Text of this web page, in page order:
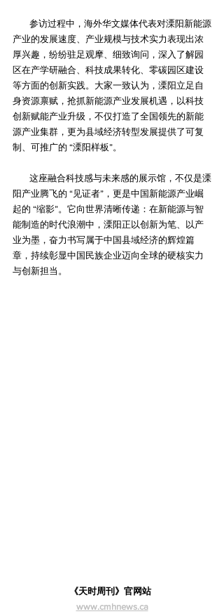
参访过程中，海外华文媒体代表对溧阳新能源
产业的发展速度、产业规模与技术实力表现出浓
厚兴趣，纷纷驻足观摩、细致询问，深入了解园
区在产学研融合、科技成果转化、零碳园区建设
等方面的创新实践。大家一致认为，溧阳立足自
身资源禀赋，抢抓新能源产业发展机遇，以科技
创新赋能产业升级，不仅打造了全国领先的新能
源产业集群，更为县域经济转型发展提供了可复
制、可推广的 “溧阳样板”。
这座融合科技感与未来感的展示馆，不仅是溧
阳产业腾飞的 “见证者”，更是中国新能源产业崛
起的 “缩影”。它向世界清晰传递：在新能源与智
能制造的时代浪潮中，溧阳正以创新为笔、以产
业为墨，奋力书写属于中国县域经济的辉煌篇
章，持续彰显中国民族企业迈向全球的硬核实力
与创新担当。
《天时周刊》官网站
www.cmhnews.ca